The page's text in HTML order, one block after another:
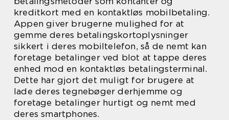
kreditkort med en kontaktløs mobilbetaling.
Appen giver brugerne mulighed for at
gemme deres betalingskortoplysninger
sikkert i deres mobiltelefon, så de nemt kan
foretage betalinger ved blot at tappe deres
enhed mod en kontaktløs betalingsterminal.
Dette har gjort det muligt for brugere at
lade deres tegnebøger derhjemme og
foretage betalinger hurtigt og nemt med
deres smartphones.